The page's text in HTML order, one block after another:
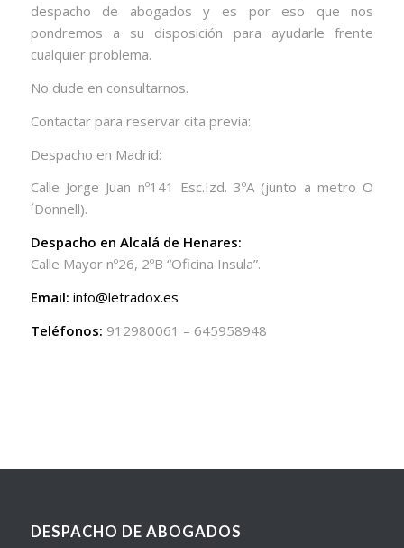
despacho de abogados y es por eso que nos
pondremos a su disposición para ayudarle frente
cualquier problema.
No dude en consultarnos.
Contactar para reservar cita previa:
Despacho en Madrid:
Calle Jorge Juan nº141 Esc.Izd. 3ºA (junto a metro O
´Donnell).
Despacho en Alcalá de Henares:
Calle Mayor nº26, 2ºB “Oficina Insula”.
Email: info@letradox.es
Teléfonos: 912980061 – 645958948
DESPACHO DE ABOGADOS